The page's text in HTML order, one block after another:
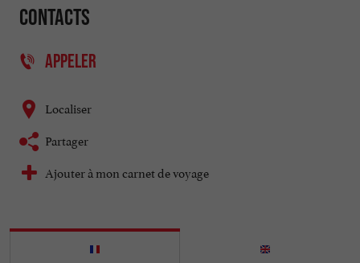
Contacts
APPELER
Localiser
Partager
Ajouter à mon carnet de voyage